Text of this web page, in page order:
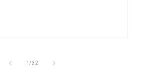
1/van
32